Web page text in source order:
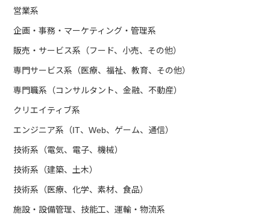
営業系
企画・事務・マーケティング・管理系
販売・サービス系（フード、小売、その他）
専門サービス系（医療、福祉、教育、その他）
専門職系（コンサルタント、金融、不動産）
クリエイティブ系
エンジニア系（IT、Web、ゲーム、通信）
技術系（電気、電子、機械）
技術系（建築、土木）
技術系（医療、化学、素材、食品）
施設・設備管理、技能工、運輸・物流系